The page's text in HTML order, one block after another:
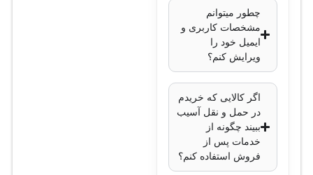
چطور میتوانم
مشخصات کاربری و
ایمیل خود را
ویرایش کنم؟
اگر کالایی که خریدم
در حمل و نقل آسیب
ببیند چگونه از
خدمات پس از
فروش استفاده کنم؟